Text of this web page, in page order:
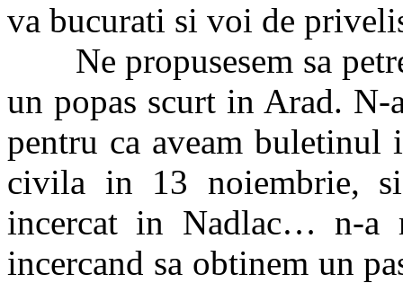
va bucurati si voi de
Ne propusesem sa
un popas scurt in Arad. N-
pentru ca aveam
civila in 13 noiembrie,
incercat in Nadlac… n-a
incercand sa obtinem un